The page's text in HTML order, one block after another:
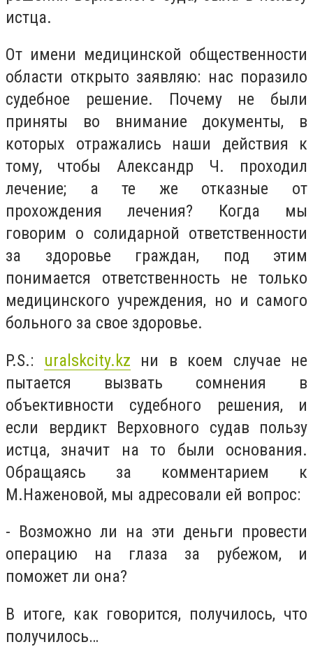
истца.
От имени медицинской общественности
области открыто заявляю: нас поразило
судебное решение. Почему не были
приняты во внимание документы, в
которых отражались наши действия к
тому, чтобы Александр Ч. проходил
лечение; а те же отказные от
прохождения лечения? Когда мы
говорим о солидарной ответственности
за здоровье граждан, под этим
понимается ответственность не только
медицинского учреждения, но и самого
больного за свое здоровье.
P.S.: uralskcity.kz ни в коем случае не
пытается вызвать сомнения в
объективности судебного решения, и
если вердикт Верховного судав пользу
истца, значит на то были основания.
Обращаясь за комментарием к
М.Наженовой, мы адресовали ей вопрос:
- Возможно ли на эти деньги провести
операцию на глаза за рубежом, и
поможет ли она?
В итоге, как говорится, получилось, что
получилось…